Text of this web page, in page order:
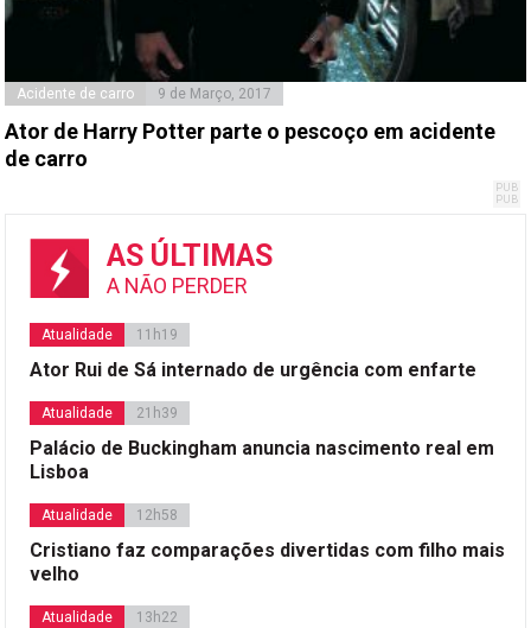
Acidente de carro 9 de Março, 2017
Ator de Harry Potter parte o pescoço em acidente
de carro
AS ÚLTIMAS
A NÃO PERDER
Atualidade 11h19
Ator Rui de Sá internado de urgência com enfarte
Atualidade 21h39
Palácio de Buckingham anuncia nascimento real em
Lisboa
Atualidade 12h58
Cristiano faz comparações divertidas com filho mais
velho
Atualidade 13h22